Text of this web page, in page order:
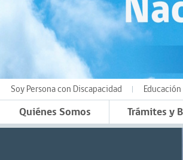
Soy Persona con Discapacidad Educación
Quiénes Somos Trámites y